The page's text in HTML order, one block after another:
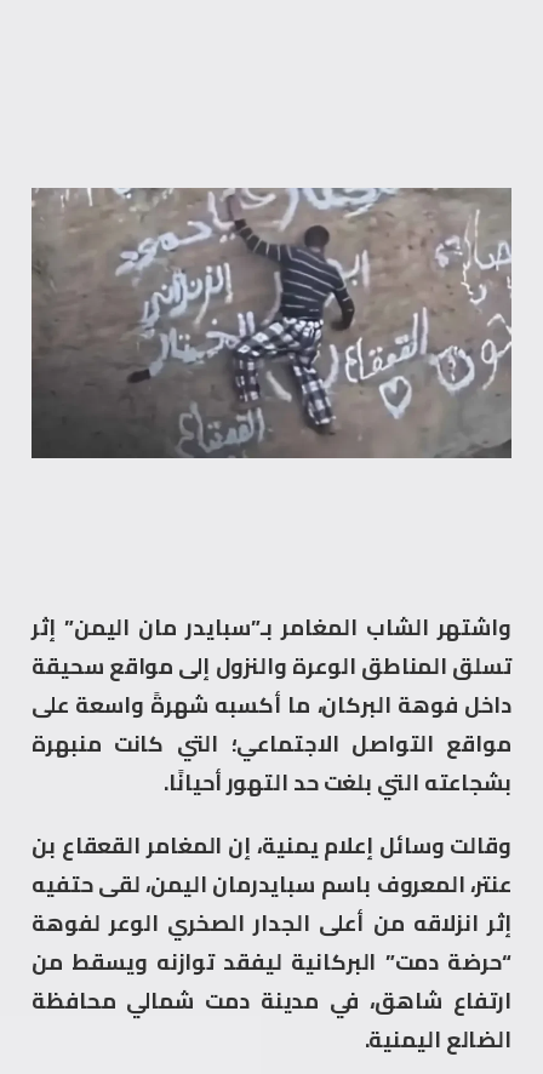
واشتهر الشاب المغامر بـ”سبايدر مان اليمن” إثر
تسلق المناطق الوعرة والنزول إلى مواقع سحيقة
داخل فوهة البركان، ما أكسبه شهرةً واسعة على
مواقع التواصل الاجتماعي؛ التي كانت منبهرة
بشجاعته التي بلغت حد التهور أحيانًا.
وقالت وسائل إعلام يمنية، إن المغامر القعقاع بن
عنتر، المعروف باسم سبايدرمان اليمن، لقى حتفيه
إثر انزلاقه من أعلى الجدار الصخري الوعر لفوهة
“حرضة دمت” البركانية ليفقد توازنه ويسقط من
ارتفاع شاهق، في مدينة دمت شمالي محافظة
الضالع اليمنية.